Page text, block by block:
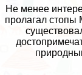
Не менее
пролагал стопы